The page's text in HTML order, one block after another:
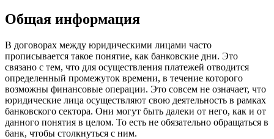
Общая информация
В договорах между юридическими лицами часто
прописывается такое понятие, как банковские дни. Это
связано с тем, что для осуществления платежей отводится
определенный промежуток времени, в течение которого
возможны финансовые операции. Это совсем не означает, что
юридические лица осуществляют свою деятельность в рамках
банковского сектора. Они могут быть далеки от него, как и от
данного понятия в целом. То есть не обязательно обращаться в
банк, чтобы столкнуться с ним.